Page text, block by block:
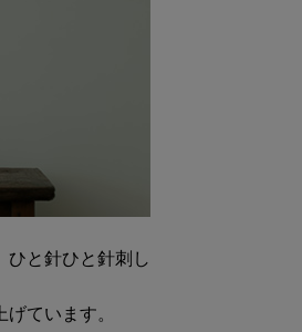
ひと針ひと針刺し
ています。